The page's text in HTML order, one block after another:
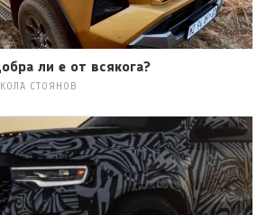
ли е от всякога?
СТОЯНОВ